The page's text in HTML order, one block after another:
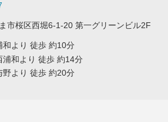
市桜区西堀6-1-20 第一グリーンビル2F
和より 徒歩 約10分
浦和より 徒歩 約14分
野より 徒歩 約20分